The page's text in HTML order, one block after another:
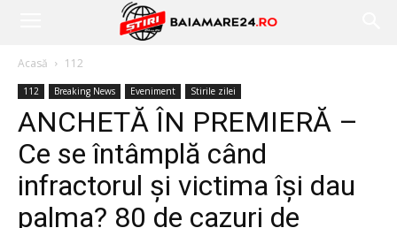
Acasă 112
112 Breaking News Eveniment Stirile zilei
ANCHETĂ ÎN PREMIERĂ –
Ce se întâmplă când
infractorul și victima își dau
palma? 80 de cazuri de